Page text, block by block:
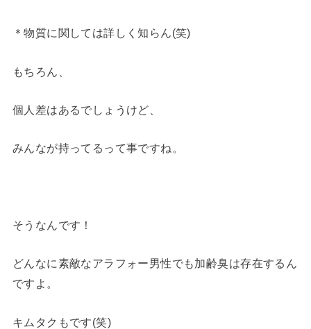
＊物質に関しては詳しく知らん(笑)
もちろん、
個人差はあるでしょうけど、
みんなが持ってるって事ですね。
そうなんです！
どんなに素敵なアラフォー男性でも加齢臭は存在するん
ですよ。
キムタクもです(笑)